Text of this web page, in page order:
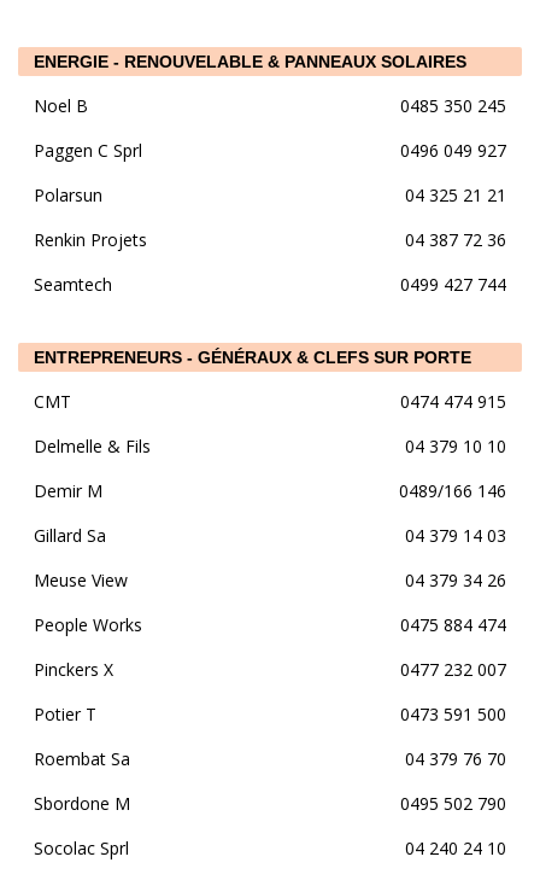
ENERGIE - RENOUVELABLE & PANNEAUX SOLAIRES
Noel B
0485 350 245
Paggen C Sprl
0496 049 927
Polarsun
04 325 21 21
Renkin Projets
04 387 72 36
Seamtech
0499 427 744
ENTREPRENEURS - GÉNÉRAUX & CLEFS SUR PORTE
CMT
0474 474 915
Delmelle & Fils
04 379 10 10
Demir M
0489/166 146
Gillard Sa
04 379 14 03
Meuse View
04 379 34 26
People Works
0475 884 474
Pinckers X
0477 232 007
Potier T
0473 591 500
Roembat Sa
04 379 76 70
Sbordone M
0495 502 790
Socolac Sprl
04 240 24 10